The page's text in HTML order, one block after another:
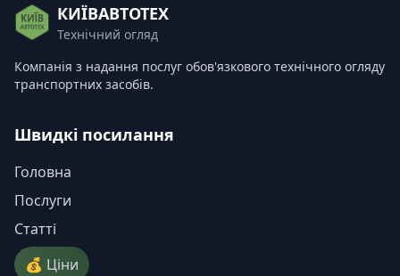
КИЇВАВТОТЕХ
Технічний огляд
Компанія з надання послуг обов'язкового технічного огляду
транспортних засобів.
Швидкі посилання
Головна
Послуги
Статті
💰 Ціни